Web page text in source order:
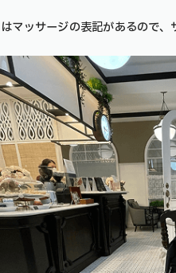
マッサージの表記があるので、